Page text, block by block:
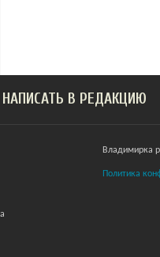
НАПИСАТЬ В РЕДАКЦИЮ
Владимирка
Политика